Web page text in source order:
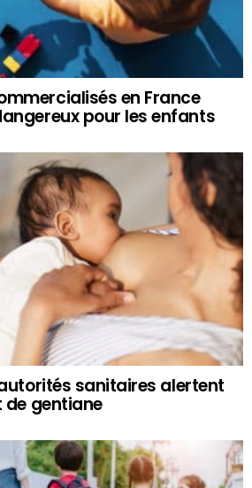
en France
pour les enfants
sanitaires alertent
de gentiane